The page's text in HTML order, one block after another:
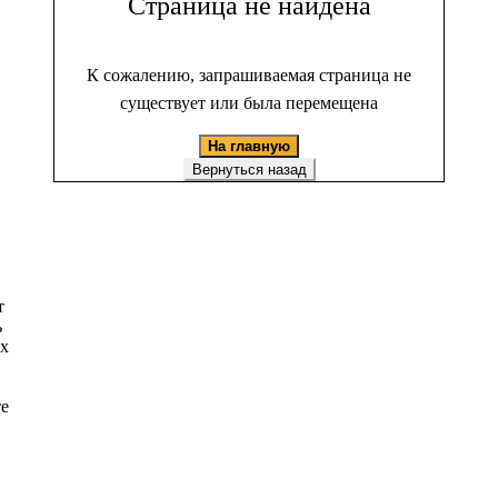
К сожалению, запрашиваемая страница не
существует или была перемещена
На главную
Вернуться назад